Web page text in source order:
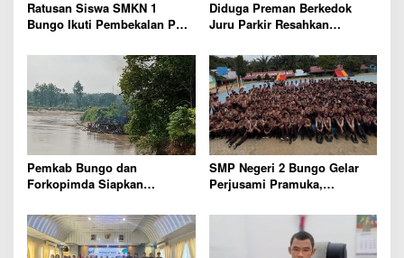
Ratusan Siswa SMKN 1
Bungo Ikuti Pembekalan PKL,
Diduga Preman Berkedok
Juru Parkir Resahkan
polres Bungo dan Kapolsek
Diminta Segera Bertindak
Pemkab Bungo dan
Forkopimda Siapkan
Warga Harap Ada Perhatian
Dari Panglima TNI dan Mabes
polri Pusat
SMP Negeri 2 Bungo Gelar
Perjusami Pramuka,
mulia, disiplin, mandiri,
bertanggung jawab Sejak Dini